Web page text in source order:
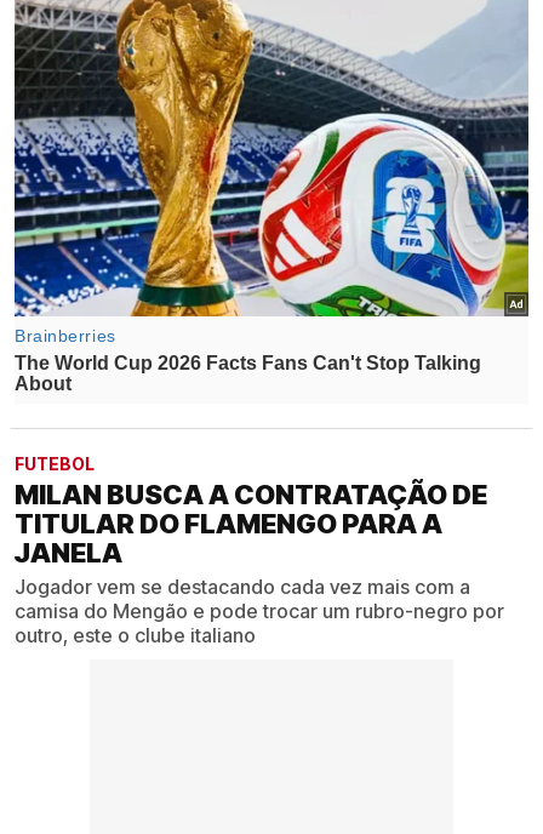
FUTEBOL
MILAN BUSCA A CONTRATAÇÃO DE
TITULAR DO FLAMENGO PARA A
JANELA
Jogador vem se destacando cada vez mais com a
camisa do Mengão e pode trocar um rubro-negro por
outro, este o clube italiano